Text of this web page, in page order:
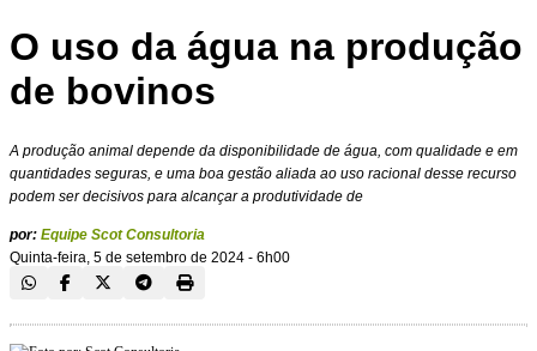
O uso da água na produção
de bovinos
A produção animal depende da disponibilidade de água, com qualidade e em
quantidades seguras, e uma boa gestão aliada ao uso racional desse recurso
podem ser decisivos para alcançar a produtividade de
por: Equipe Scot Consultoria
Quinta-feira, 5 de setembro de 2024 - 6h00